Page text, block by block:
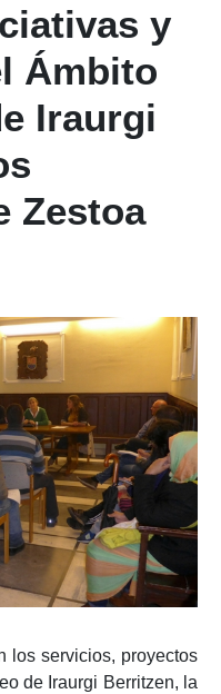
y
Ámbito
Iraurgi
Zestoa
los servicios, proyectos
de Iraurgi Berritzen, la